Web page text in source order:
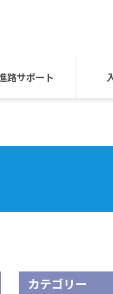
路サポート
カテゴリー